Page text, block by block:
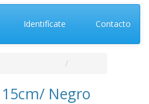
Identifícate Contacto
Negro